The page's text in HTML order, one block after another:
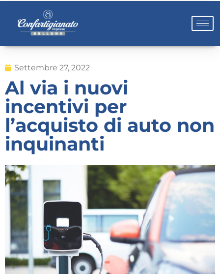
Settembre 27, 2022
Al via i nuovi
incentivi per
l’acquisto di auto non
inquinanti